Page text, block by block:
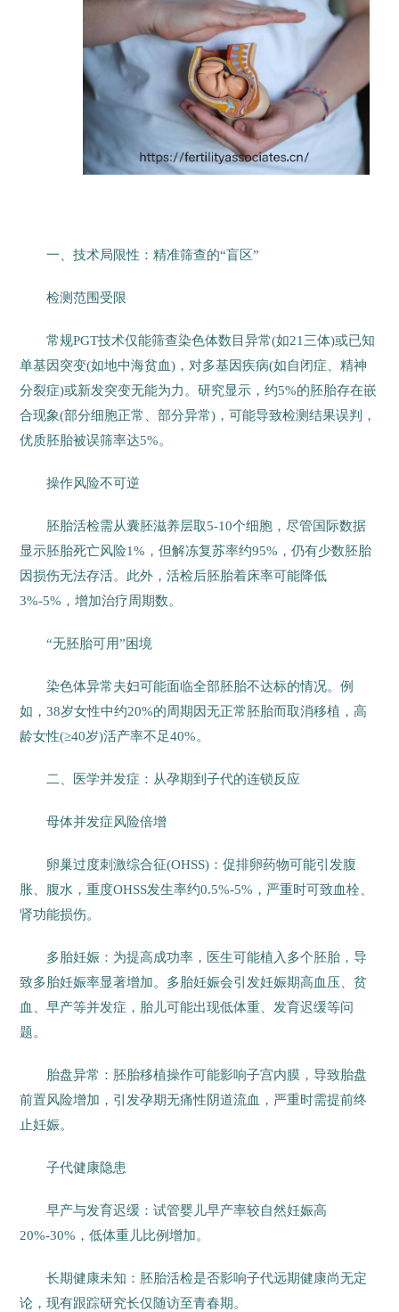
一、技术局限性：精准筛查的“盲区”
检测范围受限
常规PGT技术仅能筛查染色体数目异常(如21三体)或已知
单基因突变(如地中海贫血)，对多基因疾病(如自闭症、精神
分裂症)或新发突变无能为力。研究显示，约5%的胚胎存在嵌
合现象(部分细胞正常、部分异常)，可能导致检测结果误判，
优质胚胎被误筛率达5%。
操作风险不可逆
胚胎活检需从囊胚滋养层取5-10个细胞，尽管国际数据
显示胚胎死亡风险1%，但解冻复苏率约95%，仍有少数胚胎
因损伤无法存活。此外，活检后胚胎着床率可能降低
3%-5%，增加治疗周期数。
“无胚胎可用”困境
染色体异常夫妇可能面临全部胚胎不达标的情况。例
如，38岁女性中约20%的周期因无正常胚胎而取消移植，高
龄女性(≥40岁)活产率不足40%。
二、医学并发症：从孕期到子代的连锁反应
母体并发症风险倍增
卵巢过度刺激综合征(OHSS)：促排卵药物可能引发腹
胀、腹水，重度OHSS发生率约0.5%-5%，严重时可致血栓、
肾功能损伤。
多胎妊娠：为提高成功率，医生可能植入多个胚胎，导
致多胎妊娠率显著增加。多胎妊娠会引发妊娠期高血压、贫
血、早产等并发症，胎儿可能出现低体重、发育迟缓等问
题。
胎盘异常：胚胎移植操作可能影响子宫内膜，导致胎盘
前置风险增加，引发孕期无痛性阴道流血，严重时需提前终
止妊娠。
子代健康隐患
早产与发育迟缓：试管婴儿早产率较自然妊娠高
20%-30%，低体重儿比例增加。
长期健康未知：胚胎活检是否影响子代远期健康尚无定
论，现有跟踪研究长仅随访至青春期。